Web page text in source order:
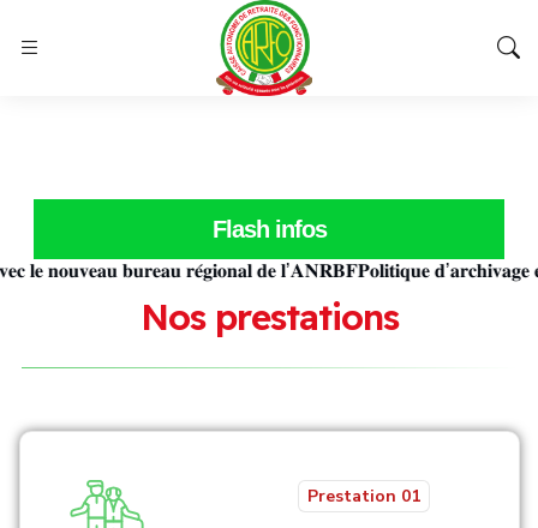
Flash infos
𝐛𝐮𝐫𝐞𝐚𝐮 𝐫𝐞́𝐠𝐢𝐨𝐧𝐚𝐥 𝐝𝐞 𝐥’𝐀𝐍𝐑𝐁𝐅𝐏𝐨𝐥𝐢𝐭𝐢𝐪𝐮𝐞 𝐝’𝐚𝐫𝐜𝐡𝐢𝐯𝐚𝐠𝐞 𝐞𝐭
Nos prestations
Prestation 01